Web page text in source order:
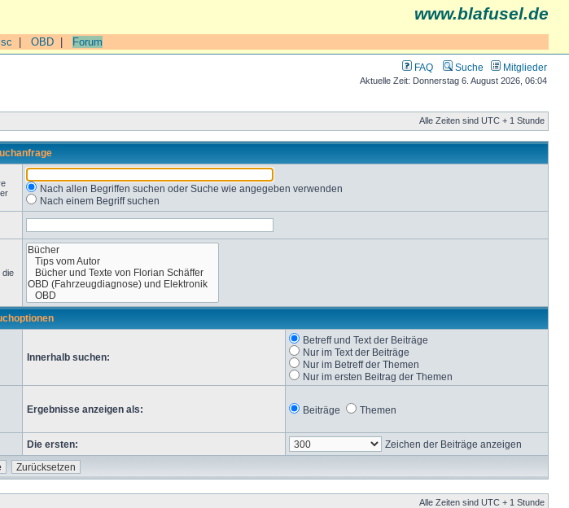
www.blafusel.de
OBD Forum
FAQ Suche Mitglieder
Aktuelle Zeit: Donnerstag 6. August 2026, 06:04
Alle Zeiten sind UTC + 1 Stunde
Nach allen Begriffen suchen oder Suche wie angegeben verwenden
Nach einem Begriff suchen
die
Innerhalb suchen:
Betreff und Text der Beiträge
Nur im Text der Beiträge
Nur im Betreff der Themen
Nur im ersten Beitrag der Themen
Ergebnisse anzeigen als: Beiträge Themen
Die ersten: Zeichen der Beiträge anzeigen
Alle Zeiten sind UTC + 1 Stunde